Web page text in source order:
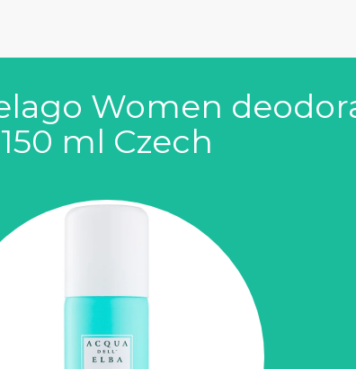
Women
150 ml Czech